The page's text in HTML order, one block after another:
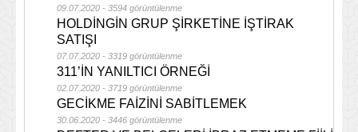
09.07.2020 - 3594 görüntülenme
HOLDİNGİN GRUP ŞİRKETİNE İŞTİRAK
SATIŞI
07.07.2020 - 3319 görüntülenme
311’İN YANILTICI ÖRNEĞİ
02.07.2020 - 3719 görüntülenme
GECİKME FAİZİNİ SABİTLEMEK
30.06.2020 - 3446 görüntülenme